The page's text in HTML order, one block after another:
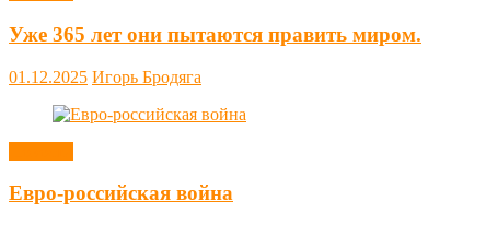
Уже 365 лет они пытаются править миром.
01.12.2025 Игорь Бродяга
Евро-российская война